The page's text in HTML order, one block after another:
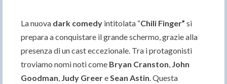
La nuova dark comedy intitolata “Chili Finger” si
prepara a conquistare il grande schermo, grazie alla
presenza di un cast eccezionale. Tra i protagonisti
troviamo nomi noti come Bryan Cranston John
Goodman Judy Greere Sean Astin . Questa